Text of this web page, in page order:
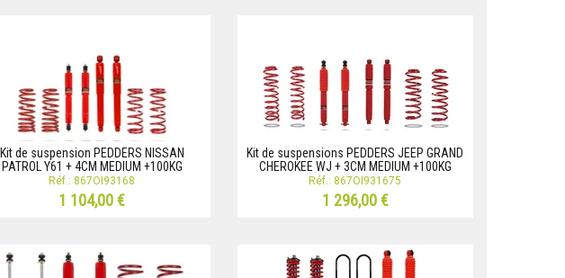
Kit de suspension PEDDERS NISSAN
PATROL Y61 + 4CM MEDIUM +100KG
Réf.: 867OI93168
1 104,00 €
Kit de suspensions PEDDERS JEEP GRAND
CHEROKEE WJ + 3CM MEDIUM +100KG
Réf.: 867OI931675
1 296,00 €